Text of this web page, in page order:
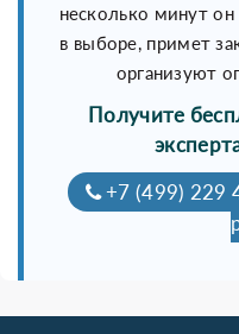
несколько минут
в выборе, примет
организуют
Получите
+7 (499) 229